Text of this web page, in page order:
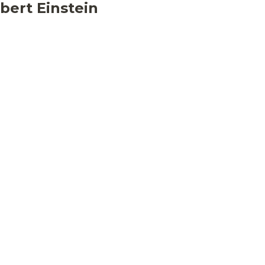
Einstein